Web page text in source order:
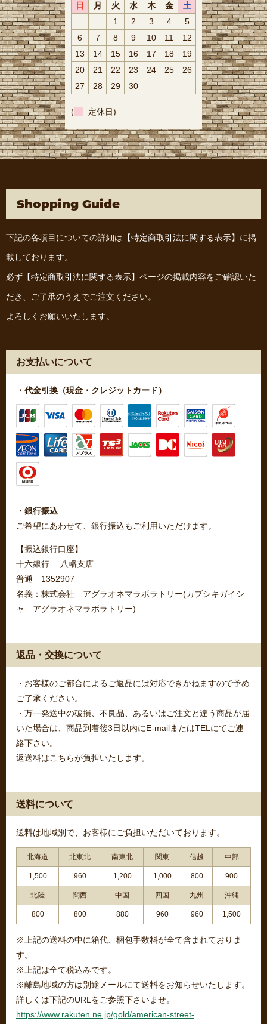
日 月 火 水 木 金
土
1
2 3 4
5
6
7 8 9 10 11
12
13
14 15 16 17 18
19
20
21 22 23 24 25
26
27
28 29 30
( 定休日)
Shopping Guide
下記の各項目についての詳細は 【特定商取引法に関する表示】 に掲
載しております。
必ず 【特定商取引法に関する表示】 ページの掲載内容をご確認いた
だき、ご了承のうえでご注文ください。
よろしくお願いいたします。
お支払いについて
・代金引換（現金・クレジットカード）
・銀行振込
ご希望にあわせて、銀行振込もご利用いただけます。
【振込銀行口座】
十六銀行 八幡支店
普通 1352907
名義：株式会社 アグラオネマラボラトリー(カブシキガイシ
ャ アグラオネマラボラトリー)
返品・交換について
・お客様のご都合によるご返品には対応できかねますので予め
ご了承ください。
・万一発送中の破損、不良品、あるいはご注文と違う商品が届
いた場合は、商品到着後3日以内にE-mailまたはTELにてご連
絡下さい。
返送料はこちらが負担いたします。
送料について
送料は地域別で、お客様にご負担いただいております。
北海道 北東北 南東北 関東 信越 中部
1,500 960 1,200 1,000 800 900
北陸 関西 中国 四国 九州 沖縄
800 800 880 960 960 1,500
※上記の送料の中に箱代、梱包手数料が全て含まれておりま
す。
※上記は全て税込みです。
※離島地域の方は別途メールにて送料をお知らせいたします。
詳しくは下記のURLをご参照下さいませ。
https://www.rakuten.ne.jp/gold/american-street-